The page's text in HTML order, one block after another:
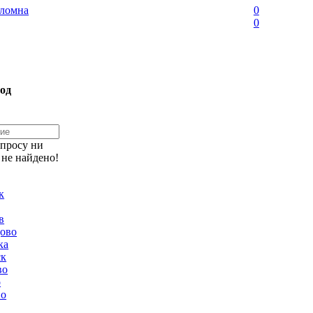
0
0
ни
найдено!